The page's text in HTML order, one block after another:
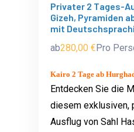
Privater 2 Tages-
Gizeh, Pyramiden
mit
ab280,00 €Pro
Kairo 2 Tage ab
Entdecken Sie die
diesem exklusiven,
Ausflug von Sahl